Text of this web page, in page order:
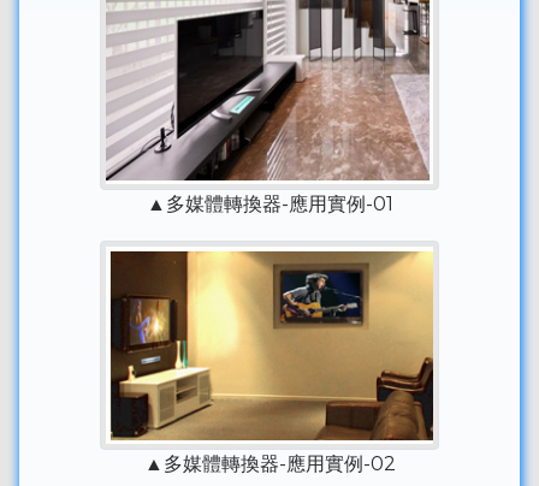
▲多媒體轉換器-應用實例-01
▲多媒體轉換器-應用實例-02